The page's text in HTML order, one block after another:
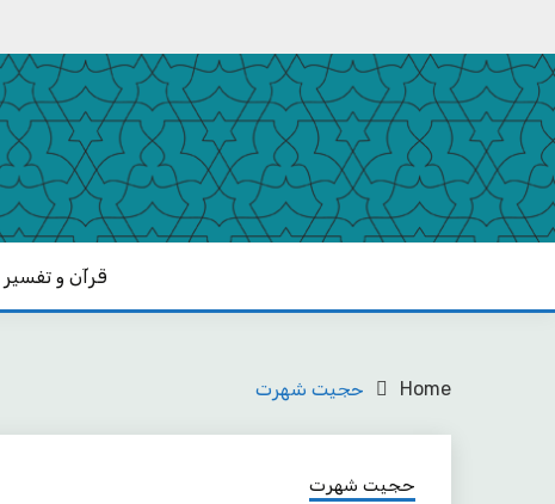
content
مکتب
یادداشت‌های رضا اسکندری
قرآن و تفسیر
Home حجیت شهرت
حجیت شهرت